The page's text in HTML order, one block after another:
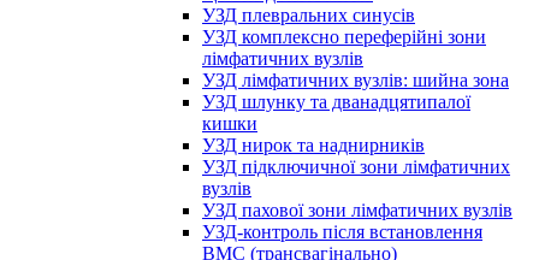
УЗД плевральних синусів
УЗД комплексно переферійні зони
лімфатичних вузлів
УЗД лімфатичних вузлів: шийна зона
УЗД шлунку та дванадцятипалої
кишки
УЗД нирок та наднирників
УЗД підключичної зони лімфатичних
вузлів
УЗД пахової зони лімфатичних вузлів
УЗД-контроль після встановлення
ВМС (трансвагінально)